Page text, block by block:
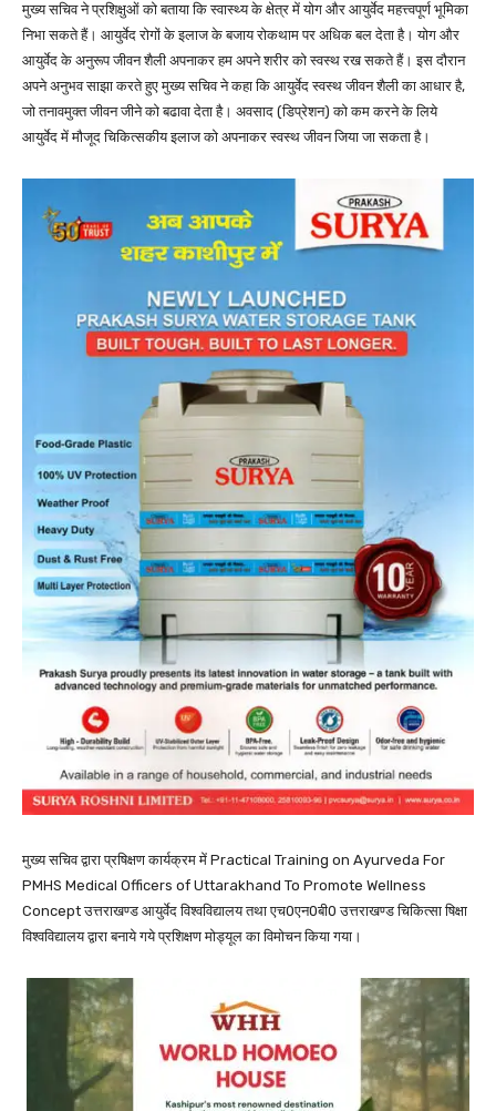
मुख्य सचिव ने प्रशिक्षुओं को बताया कि स्वास्थ्य के क्षेत्र में योग और आयुर्वेद महत्त्वपूर्ण भूमिका
निभा सकते हैं। आयुर्वेद रोगों के इलाज के बजाय रोकथाम पर अधिक बल देता है। योग और
आयुर्वेद के अनुरूप जीवन शैली अपनाकर हम अपने शरीर को स्वस्थ रख सकते हैं। इस दौरान
अपने अनुभव साझा करते हुए मुख्य सचिव ने कहा कि आयुर्वेद स्वस्थ जीवन शैली का आधार है,
जो तनावमुक्त जीवन जीने को बढावा देता है। अवसाद (डिप्रेशन) को कम करने के लिये
आयुर्वेद में मौजूद चिकित्सकीय इलाज को अपनाकर स्वस्थ जीवन जिया जा सकता है।
मुख्य सचिव द्वारा प्रषिक्षण कार्यक्रम में Practical Training on Ayurveda For
PMHS Medical Officers of Uttarakhand To Promote Wellness
Concept उत्तराखण्ड आयुर्वेद विश्वविद्यालय तथा एच0एन0बी0 उत्तराखण्ड चिकित्सा षिक्षा
विश्वविद्यालय द्वारा बनाये गये प्रशिक्षण मोड्यूल का विमोचन किया गया।